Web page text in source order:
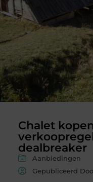
Chalet
dealbreaker
Aanbiedingen
Gepubliceerd